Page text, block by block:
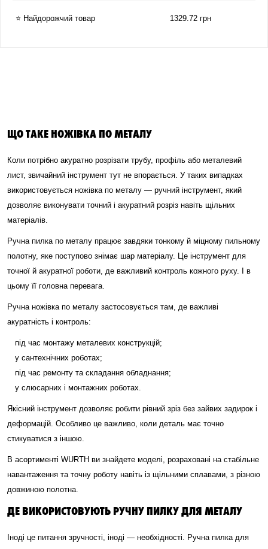
⭐ Найдорожчий товар 1329.72 грн
ЩО ТАКЕ НОЖІВКА ПО МЕТАЛУ
Коли потрібно акуратно розрізати трубу, профіль або металевий
лист, звичайний інструмент тут не впорається. У таких випадках
використовується ножівка по металу — ручний інструмент, який
дозволяє виконувати точний і акуратний розріз навіть щільних
матеріалів.
Ручна пилка по металу працює завдяки тонкому й міцному пильному
полотну, яке поступово знімає шар матеріалу. Це інструмент для
точної й акуратної роботи, де важливий контроль кожного руху. І в
цьому її головна перевага.
Ручна ножівка по металу застосовується там, де важливі
акуратність і контроль:
під час монтажу металевих конструкцій;
у сантехнічних роботах;
під час ремонту та складання обладнання;
у слюсарних і монтажних роботах.
Якісний інструмент дозволяє робити рівний зріз без зайвих задирок і
деформацій. Особливо це важливо, коли деталь має точно
стикуватися з іншою.
В асортименті WURTH ви знайдете моделі, розраховані на стабільне
навантаження та точну роботу навіть із щільними сплавами, з різною
довжиною полотна.
ДЕ ВИКОРИСТОВУЮТЬ РУЧНУ ПИЛКУ ДЛЯ МЕТАЛУ
Іноді це питання зручності, іноді — необхідності. Ручна пилка для